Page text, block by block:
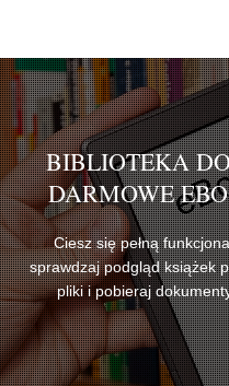
BIBLIOTEKA
DARMOWE
Ciesz się pełną
sprawdzaj podgląd książek
pliki i pobieraj